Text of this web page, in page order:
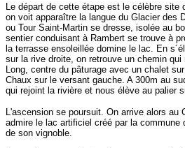
Le départ de cette étape est le célèbre site
on voit apparaître la langue du Glacier des
ou Tour Saint-Martin se dresse, isolée au
sentier conduisant à Rambert se trouve à
la terrasse ensoleillée domine le lac. En
sur la rive droite, on retrouve un chemin
Long, centre du pâturage avec un chalet
Chaux sur le versant gauche. A 300m au
qui rejoint la rivière et nous élève au palier
L'ascension se poursuit. On arrive alors
admire le lac artificiel créé par la commune
de son vignoble.